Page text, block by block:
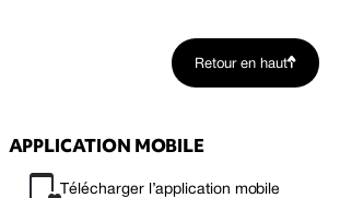
Retour en haut
APPLICATION MOBILE
Télécharger l’application mobile